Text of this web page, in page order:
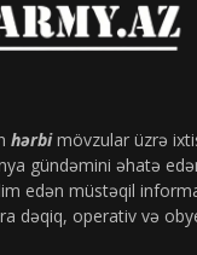
hərbimövzular üzrə
gündəmini əhatə
edən müstəqil
dəqiq, operativ və